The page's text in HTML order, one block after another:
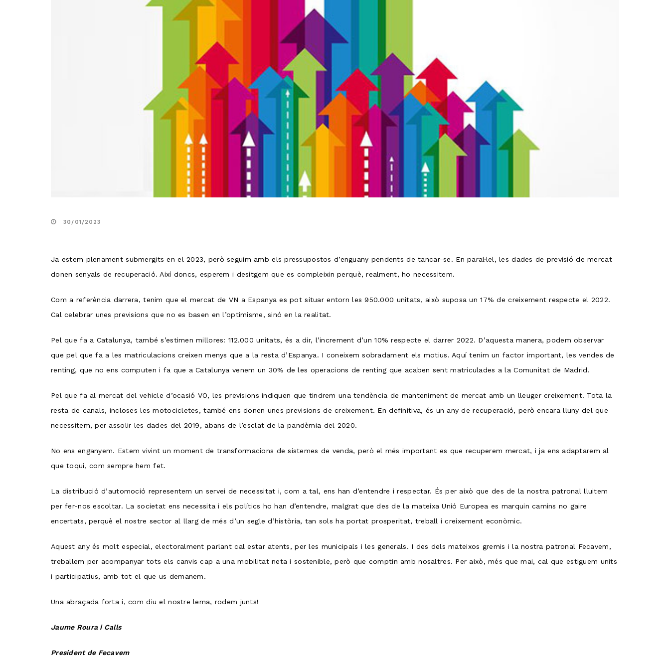
30/01/2023
Ja estem plenament submergits en el 2023, però seguim amb els pressupostos d’enguany pendents de tancar-se. En paral·lel, les dades de previsió de mercat
donen senyals de recuperació. Així doncs, esperem i desitgem que es compleixin perquè, realment, ho necessitem.
Com a referència darrera, tenim que el mercat de VN a Espanya es pot situar entorn les 950.000 unitats, això suposa un 17% de creixement respecte el 2022.
Cal celebrar unes previsions que no es basen en l’optimisme, sinó en la realitat.
Pel que fa a Catalunya, també s’estimen millores: 112.000 unitats, és a dir, l’increment d’un 10% respecte el darrer 2022. D’aquesta manera, podem observar
que pel que fa a les matriculacions creixen menys que a la resta d’Espanya. I coneixem sobradament els motius. Aquí tenim un factor important, les vendes de
renting, que no ens computen i fa que a Catalunya venem un 30% de les operacions de renting que acaben sent matriculades a la Comunitat de Madrid.
Pel que fa al mercat del vehicle d’ocasió VO, les previsions indiquen que tindrem una tendència de manteniment de mercat amb un lleuger creixement. Tota la
resta de canals, incloses les motocicletes, també ens donen unes previsions de creixement. En definitiva, és un any de recuperació, però encara lluny del que
necessitem, per assolir les dades del 2019, abans de l’esclat de la pandèmia del 2020.
No ens enganyem. Estem vivint un moment de transformacions de sistemes de venda, però el més important es que recuperem mercat, i ja ens adaptarem al
que toqui, com sempre hem fet.
La distribució d’automoció representem un servei de necessitat i, com a tal, ens han d’entendre i respectar. És per això que des de la nostra patronal lluitem
per fer-nos escoltar. La societat ens necessita i els polítics ho han d’entendre, malgrat que des de la mateixa Unió Europea es marquin camins no gaire
encertats, perquè el nostre sector al llarg de més d’un segle d’història, tan sols ha portat prosperitat, treball i creixement econòmic.
Aquest any és molt especial, electoralment parlant cal estar atents, per les municipals i les generals. I des dels mateixos gremis i la nostra patronal Fecavem,
treballem per acompanyar tots els canvis cap a una mobilitat neta i sostenible, però que comptin amb nosaltres. Per això, més que mai, cal que estiguem units
i participatius, amb tot el que us demanem.
Una abraçada forta i, com diu el nostre lema, rodem junts!
Jaume Roura i Calls
President de Fecavem